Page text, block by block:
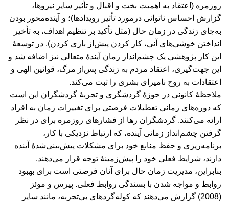
روزمره (اعتقاد به اهمیت بخت و اقبال و تأثیر سایر نیروها،
گزارش احساس ناتوانی درمورد تأثیر رویدادها)؛ و آینده‌محور بودن
به‌جای زندگی در زمان حال (مثل تأکید بر تنظیم اهداف، به تأخیر
انداختن خوشی‌های آنی، کار کردن پیش‌از بازی کردن). در توسعۀ
این کار پژوهشی یک چشم‌انداز زمان آیندۀ متعالی نیز اضافه شد و
این جهت‌گیری، اعتقاد مردم به زندگی پس‌از مرگ، قوانین الهی و
اعتقادات به روح نامیرای بشری را ثبت می‌کند.
ملاحظۀ کانونی در حوزۀ گردشگری و تجربۀ گردشگران این است
که دوره‌های زمانی تعطیلات فرصتی برای تغییرات زمان به افراد
ارائه می‌کنند. گردشگران رها از فشارهای روزمره برای در نظر
گرفتن چشم‌انداز زمانی آینده، که ارتباط نزدیکی با کار،
برنامه‌ریزی و حفظ منابع خود برای مشکلات پیش‌بینی‌شدۀ آینده
دارند، شرایط فعلی خود را پیش‌زمینۀ توجه قرار می‌دهند.
بنابراین، مدیریت زمان حال برای آنان فرصتی است برای بهبود
روابط و مواجه شدن با بسندگی روابط فعلی. پیرس و موئز
(2008) گزارش می‌دهند که کوله‌گردهای بی‌تجربه، مانند سایر